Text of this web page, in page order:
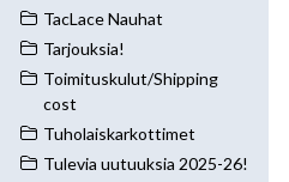
TacLace Nauhat
Tarjouksia!
Toimituskulut/Shipping
cost
Tuholaiskarkottimet
Tulevia uutuuksia 2025-26!